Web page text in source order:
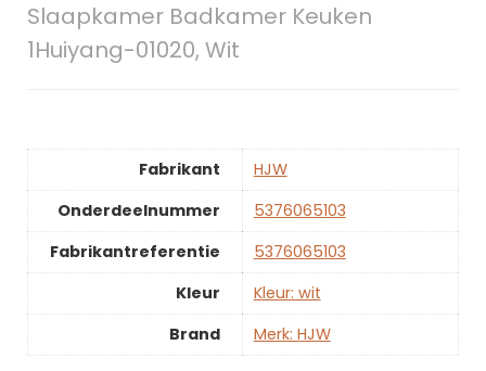
Slaapkamer Badkamer Keuken
1Huiyang-01020, Wit
Fabrikant
‎HJW
Onderdeelnummer
‎5376065103
Fabrikantreferentie
‎5376065103
Kleur
‎Kleur: wit
Brand
Merk: HJW